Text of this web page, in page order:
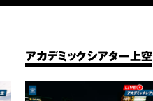
アカデミックシアター上空